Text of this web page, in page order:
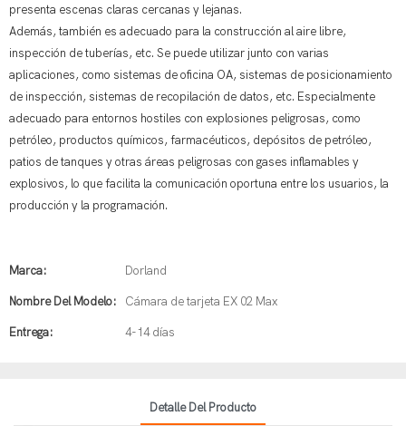
presenta escenas claras cercanas y lejanas.
Además, también es adecuado para la construcción al aire libre,
inspección de tuberías, etc. Se puede utilizar junto con varias
aplicaciones, como sistemas de oficina OA, sistemas de posicionamiento
de inspección, sistemas de recopilación de datos, etc. Especialmente
adecuado para entornos hostiles con explosiones peligrosas, como
petróleo, productos químicos, farmacéuticos, depósitos de petróleo,
patios de tanques y otras áreas peligrosas con gases inflamables y
explosivos, lo que facilita la comunicación oportuna entre los usuarios, la
producción y la programación.
Marca: Dorland
Nombre Del Modelo: Cámara de tarjeta EX 02 Max
Entrega: 4-14 días
Detalle Del Producto